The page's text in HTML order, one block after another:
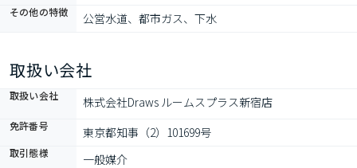
その他の特徴 公営水道、都市ガス、下水
取扱い会社
取扱い会社 株式会社Draws ルームスプラス新宿店
免許番号 東京都知事（2）101699号
取引態様 一般媒介